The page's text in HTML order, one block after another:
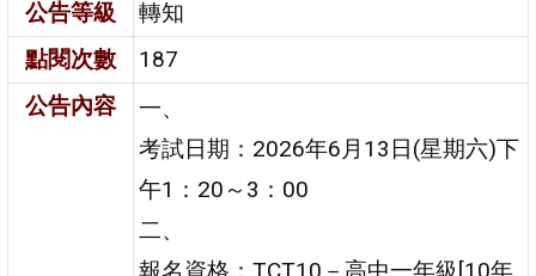
公告等級
轉知
點閱次數
187
公告內容
一、
考試日期：2026年6月13日(星期六)下
午1：20～3：00
二、
報名資格：TCT10－高中一年級[10年